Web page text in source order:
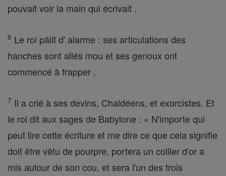
pouvait voir la main qui écrivait .
6 Le roi pâlit d' alarme : ses articulations des
hanches sont allés mou et ses genoux ont
commencé à frapper .
7 Il a crié à ses devins, Chaldéens, et exorcistes. Et
le roi dit aux sages de Babylone : « N'importe qui
peut lire cette écriture et me dire ce que cela signifie
doit être vêtu de pourpre, portera un collier d'or a
mis autour de son cou, et sera l'un des trois